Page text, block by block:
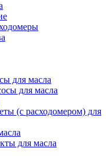
для масла
для масла
(с расходомером) для
для масла